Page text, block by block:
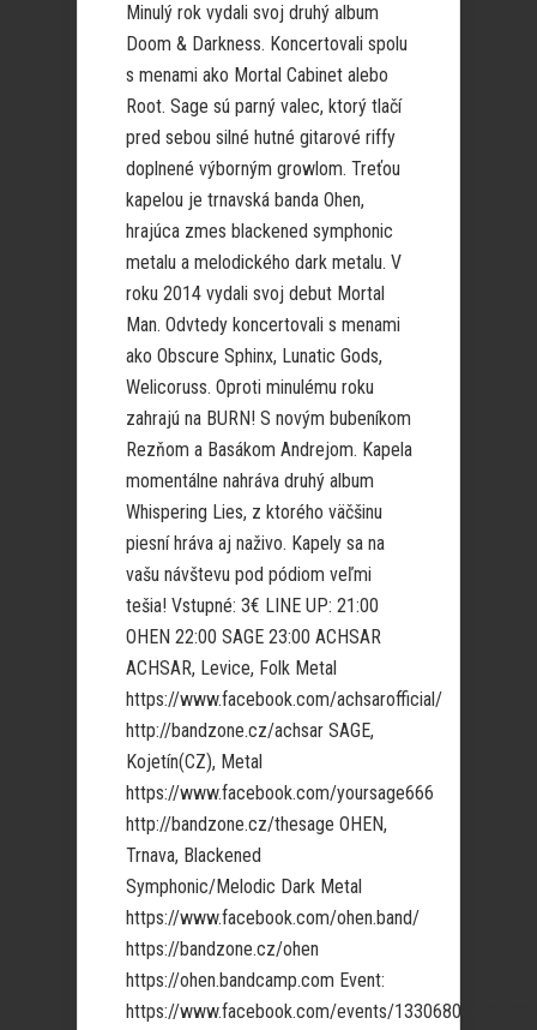
Minulý rok vydali svoj druhý album
Doom & Darkness. Koncertovali spolu
s menami ako Mortal Cabinet alebo
Root. Sage sú parný valec, ktorý tlačí
pred sebou silné hutné gitarové riffy
doplnené výborným growlom. Treťou
kapelou je trnavská banda Ohen,
hrajúca zmes blackened symphonic
metalu a melodického dark metalu. V
roku 2014 vydali svoj debut Mortal
Man. Odvtedy koncertovali s menami
ako Obscure Sphinx, Lunatic Gods,
Welicoruss. Oproti minulému roku
zahrajú na BURN! S novým bubeníkom
Rezňom a Basákom Andrejom. Kapela
momentálne nahráva druhý album
Whispering Lies, z ktorého väčšinu
piesní hráva aj naživo. Kapely sa na
vašu návštevu pod pódiom veľmi
tešia! Vstupné: 3€ LINE UP: 21:00
OHEN 22:00 SAGE 23:00 ACHSAR
ACHSAR, Levice, Folk Metal
https://www.facebook.com/achsarofficial/
http://bandzone.cz/achsar SAGE,
Kojetín(CZ), Metal
https://www.facebook.com/yoursage666
http://bandzone.cz/thesage OHEN,
Trnava, Blackened
Symphonic/Melodic Dark Metal
https://www.facebook.com/ohen.band/
https://bandzone.cz/ohen
https://ohen.bandcamp.com Event:
https://www.facebook.com/events/